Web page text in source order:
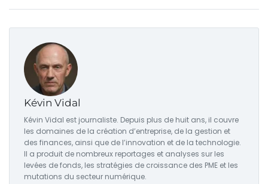
Kévin Vidal
Kévin Vidal est journaliste. Depuis plus de huit ans, il couvre
les domaines de la création d’entreprise, de la gestion et
des finances, ainsi que de l’innovation et de la technologie.
Il a produit de nombreux reportages et analyses sur les
levées de fonds, les stratégies de croissance des PME et les
mutations du secteur numérique.